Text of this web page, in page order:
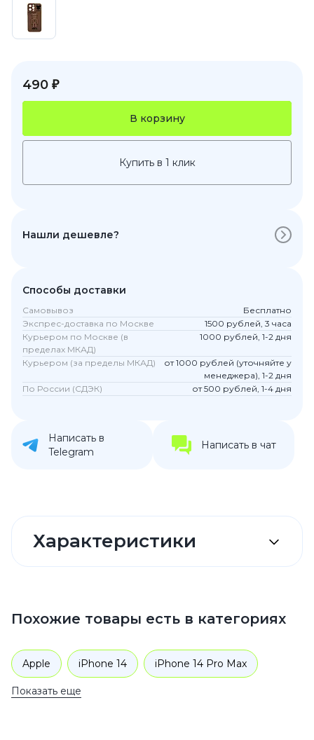
490 ₽
В корзину
Купить в 1 клик
Нашли дешевле?
Способы доставки
Самовывоз
Бесплатно
Экспрес-доставка по Москве
1500 рублей, 3 часа
Курьером по Москве (в
пределах МКАД)
1000 рублей, 1-2 дня
Курьером (за пределы МКАД)
от 1000 рублей (уточняйте у
менеджера), 1-2 дня
По России (СДЭК)
от 500 рублей, 1-4 дня
Написать в
Telegram
Написать в чат
Характеристики
Похожие товары есть в категориях
Apple iPhone 14 iPhone 14 Pro Max
Аксессуары
Показать еще